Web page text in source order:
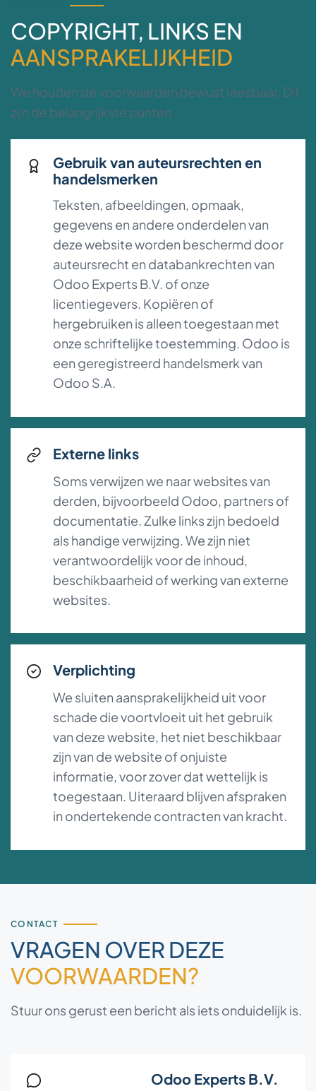
COPYRIGHT, LINKS EN
AANSPRAKELIJKHEID
We houden de voorwaarden bewust leesbaar. Dit
zijn de belangrijkste punten.
Gebruik van auteursrechten en
handelsmerken
Teksten, afbeeldingen, opmaak,
gegevens en andere onderdelen van
deze website worden beschermd door
auteursrecht en databankrechten van
Odoo Experts B.V. of onze
licentiegevers. Kopiëren of
hergebruiken is alleen toegestaan met
onze schriftelijke toestemming. Odoo is
een geregistreerd handelsmerk van
Odoo S.A.
Externe links
Soms verwijzen we naar websites van
derden, bijvoorbeeld Odoo, partners of
documentatie. Zulke links zijn bedoeld
als handige verwijzing. We zijn niet
verantwoordelijk voor de inhoud,
beschikbaarheid of werking van externe
websites.
Verplichting
We sluiten aansprakelijkheid uit voor
schade die voortvloeit uit het gebruik
van deze website, het niet beschikbaar
zijn van de website of onjuiste
informatie, voor zover dat wettelijk is
toegestaan. Uiteraard blijven afspraken
in ondertekende contracten van kracht.
CONTACT
VRAGEN OVER DEZE
VOORWAARDEN?
Stuur ons gerust een bericht als iets onduidelijk is.
Odoo Experts B.V.